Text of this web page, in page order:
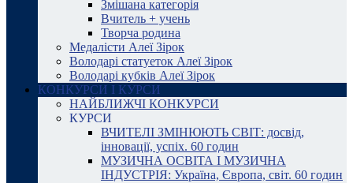
Змішана категорія
Вчитель + учень
Творча родина
Медалісти Алеї Зірок
Володарі статуеток Алеї Зірок
Володарі кубків Алеї Зірок
КОНКУРСИ І КУРСИ
НАЙБЛИЖЧІ КОНКУРСИ
КУРСИ
ВЧИТЕЛІ ЗМІНЮЮТЬ СВІТ: досвід,
інновації, успіх. 60 годин
МУЗИЧНА ОСВІТА І МУЗИЧНА
ІНДУСТРІЯ: Україна, Європа, світ. 60 годин